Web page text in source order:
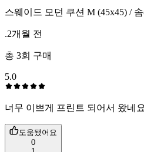
스웨이드 모던 쿠션 M (45x45) /
.2개월 전
총 3회 구매
5.0
너무 이쁘게 프린트 되어서 왔네요
도움됐어요
0